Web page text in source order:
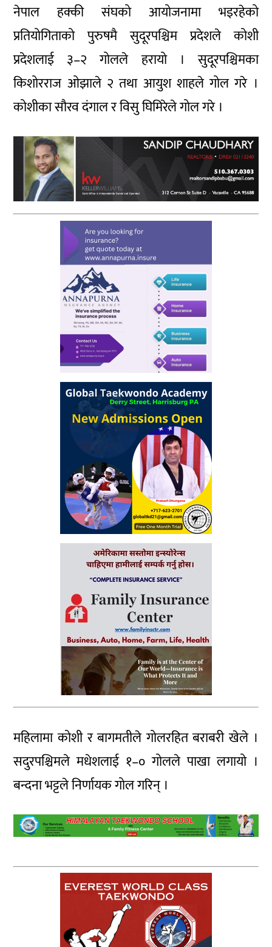
नेपाल हक्की संघको आयोजनामा भइरहेको
प्रतियोगिताको पुरुषमै सुदूरपश्चिम प्रदेशले कोशी
प्रदेशलाई ३–२ गोलले हरायो । सुदूरपश्चिमका
किशोरराज ओझाले २ तथा आयुश शाहले गोल गरे ।
कोशीका सौरव दंगाल र विसु घिमिरेले गोल गरे ।
महिलामा कोशी र बागमतीले गोलरहित बराबरी खेले ।
सदुरपश्चिमले मधेशलाई १–० गोलले पाखा लगायो ।
बन्दना भट्टले निर्णायक गोल गरिन् ।